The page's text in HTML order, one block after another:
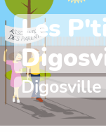
Les
Digosville